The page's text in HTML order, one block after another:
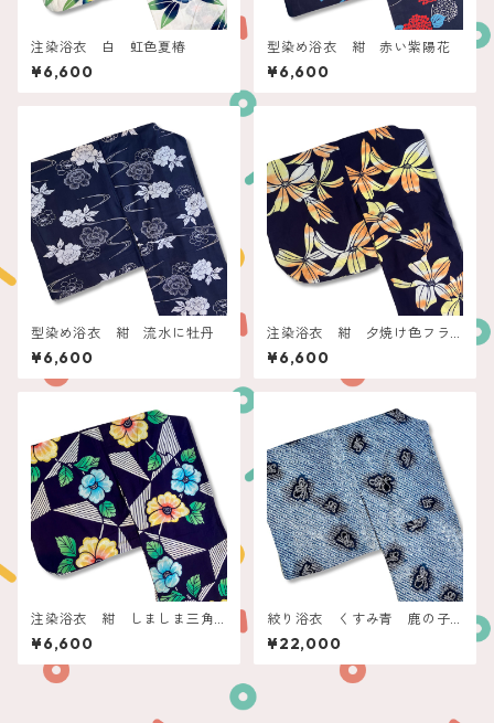
注染浴衣 白 虹色夏椿
¥6,600
型染め浴衣 紺 赤い紫陽花
¥6,600
型染め浴衣 紺 流水に牡丹
¥6,600
注染浴衣 紺 夕焼け色フラ
ワー
¥6,600
注染浴衣 紺 しましま三角
とお花
¥6,600
絞り浴衣 くすみ青 鹿の子
にプチ蝶々
¥22,000